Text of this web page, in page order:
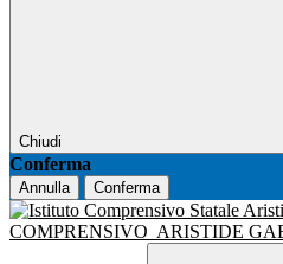
Chiudi
Conferma
Annulla Conferma
COMPRENSIVO ARISTIDE